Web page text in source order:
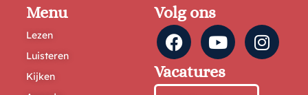
Menu
Lezen
Luisteren
Kijken
Volg ons
Vacatures